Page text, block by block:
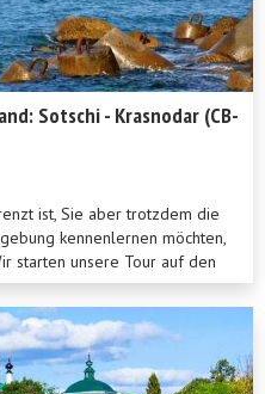
Sotschi - Krasnodar (CB-
ist, Sie aber trotzdem die
kennenlernen möchten,
starten unsere Tour auf den